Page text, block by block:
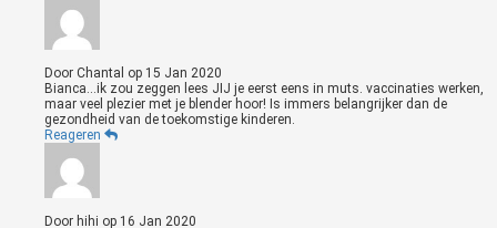
Door Chantal op 15 Jan 2020
Bianca...ik zou zeggen lees JIJ je eerst eens in muts. vaccinaties werken,
maar veel plezier met je blender hoor! Is immers belangrijker dan de
gezondheid van de toekomstige kinderen.
Reageren
Door hihi op 16 Jan 2020